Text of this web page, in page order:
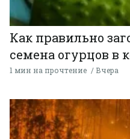
Как правильно
семена огурцов в
1 мин на прочтение Вчера